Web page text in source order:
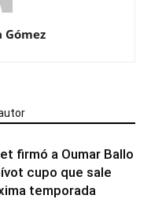
Gómez
firmó a Oumar Ballo
cupo que sale
temporada